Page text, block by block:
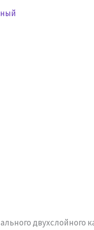
двухслойного